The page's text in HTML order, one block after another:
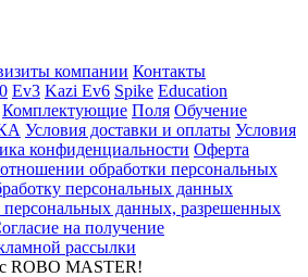
компании Контакты
Ev3 Kazi Ev6 Spike Education
Комплектующие Поля Обучение
Условия доставки и оплаты Условия
конфиденциальности Оферта
обработки персональных
персональных данных
персональных данных, разрешенных
на получение
рассылки
с ROBO MASTER!